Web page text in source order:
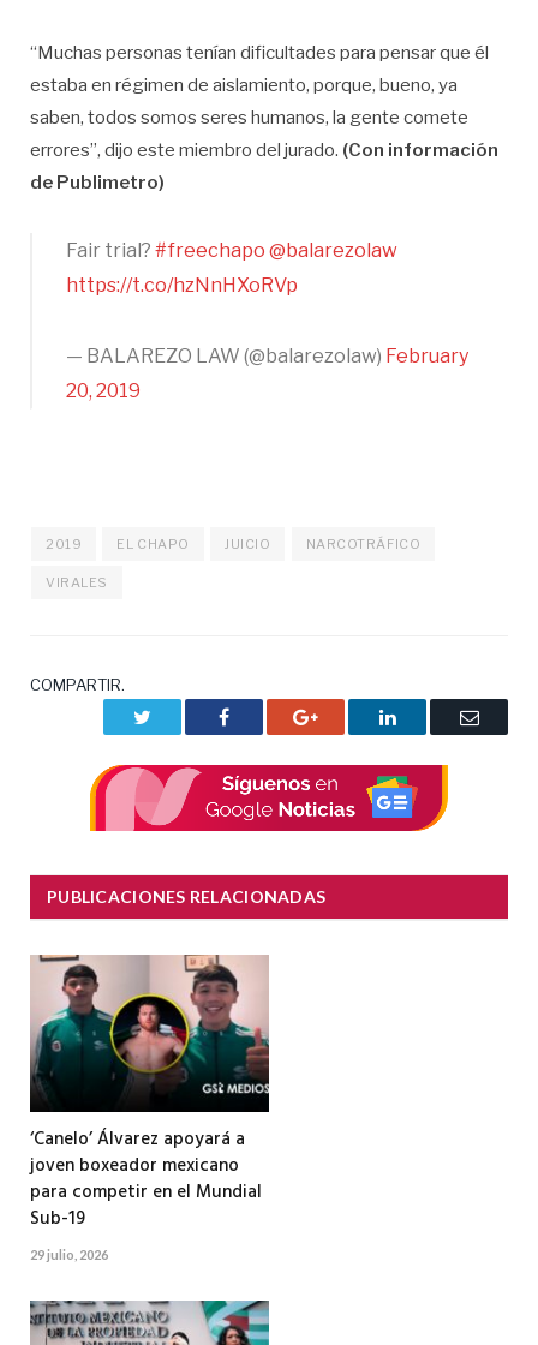
“Muchas personas tenían dificultades para pensar que él
estaba en régimen de aislamiento, porque, bueno, ya
saben, todos somos seres humanos, la gente comete
errores”, dijo este miembro del jurado. (Con información
de Publimetro)
Fair trial? #freechapo @balarezolaw
https://t.co/hzNnHXoRVp
— BALAREZO LAW (@balarezolaw) February
20, 2019
2019 EL CHAPO JUICIO NARCOTRÁFICO
VIRALES
COMPARTIR.
Facebook Google+ LinkedIn
Correo
PUBLICACIONES RELACIONADAS
‘Canelo’ Álvarez apoyará a
joven boxeador mexicano
para competir en el Mundial
Sub-19
29 julio, 2026